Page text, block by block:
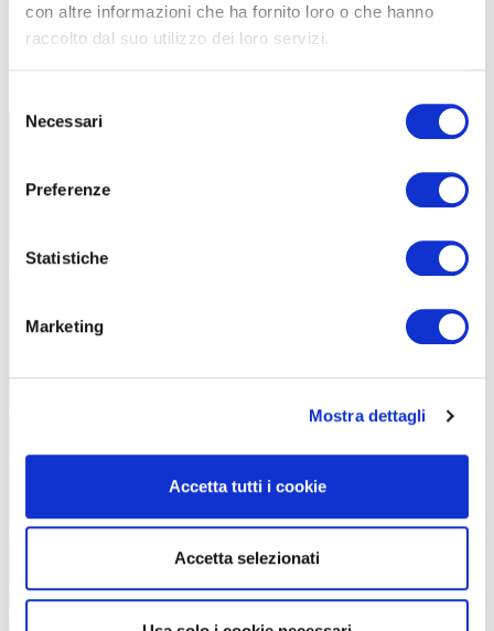
con altre informazioni che ha fornito loro o che hanno
raccolto dal suo utilizzo dei loro servizi.
delNecessari
Preferenze
Statistiche
Marketing
Mostra dettagli
Accetta tutti i cookie
Accetta selezionati
abbiamo voluto inserire in alcuni prodotti grafiche molto impattanti